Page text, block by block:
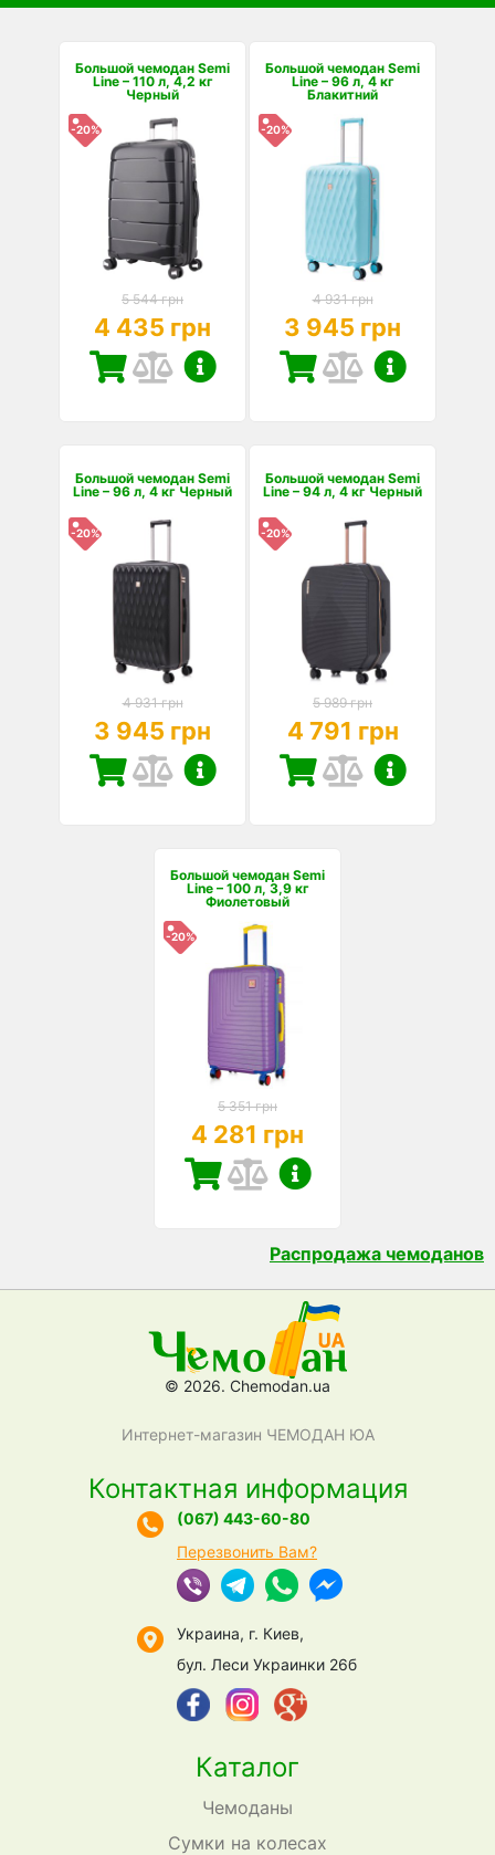
Большой чемодан Semi
Line – 110 л, 4,2 кг
Черный
-20%
5 544 грн
4 435 грн
Большой чемодан Semi
Line – 96 л, 4 кг
Блакитний
-20%
4 931 грн
3 945 грн
Большой чемодан Semi
Line – 96 л, 4 кг Черный
-20%
4 931 грн
3 945 грн
Большой чемодан Semi
Line – 94 л, 4 кг Черный
-20%
5 989 грн
4 791 грн
Большой чемодан Semi
Line – 100 л, 3,9 кг
Фиолетовый
-20%
5 351 грн
4 281 грн
Распродажа чемоданов
© 2026. Chemodan.ua
Интернет-магазин ЧЕМОДАН ЮА
Каталог
Чемоданы
Сумки на колесах
Контактная информация
(067) 443-60-80
Перезвонить Вам?
Украина, г. Киев,
бул. Леси Украинки 26б